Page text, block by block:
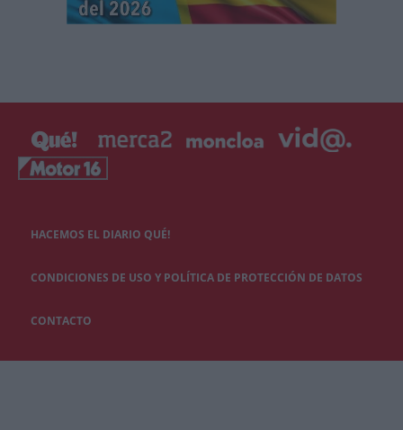
HACEMOS EL DIARIO QUÉ!
CONDICIONES DE USO Y POLÍTICA DE PROTECCIÓN DE DATOS
CONTACTO